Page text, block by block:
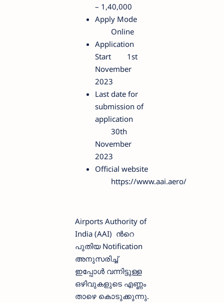
– 1,40,000
Apply Mode
Online
Application
Start
1st
November
2023
Last date for
submission of
application
30th
November
2023
Official website
https://www.aai.aero/
Airports Authority of
India (AAI) ന്‍റെ
പുതിയ Notification
അനുസരിച്ച്
ഇപ്പോള്‍ വന്നിട്ടുള്ള
ഒഴിവുകളുടെ എണ്ണം
താഴെ കൊടുക്കുന്നു.